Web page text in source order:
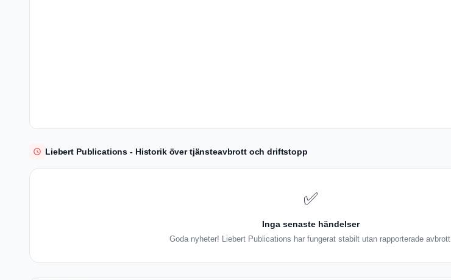
Liebert Publications - Historik över tjänsteavbrott och driftstopp
✅
Inga senaste händelser
Goda nyheter! Liebert Publications har fungerat stabilt utan rapporterade avbrott.